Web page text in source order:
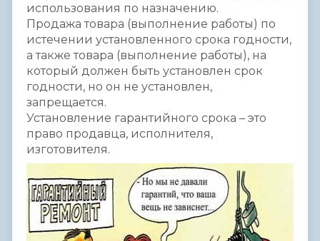
использования по назначению.
Продажа товара (выполнение работы) по
истечении установленного срока годности,
а также товара (выполнение работы), на
который должен быть установлен срок
годности, но он не установлен,
запрещается.
Установление гарантийного срока – это
право продавца, исполнителя,
изготовителя.